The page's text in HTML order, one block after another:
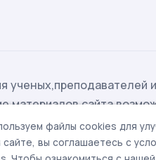
материалов сайта
файлы cookies для
вы соглашаетесь с